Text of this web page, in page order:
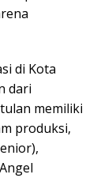
di Kota
dari
memiliki
produksi,